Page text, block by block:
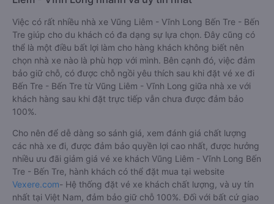
Việc có rất nhiều nhà xe Vũng Liêm - Vĩnh Long Bến Tre - Bến
Tre giúp cho du khách có đa dạng sự lựa chọn. Đây cũng có
thể là một điều bất lợi làm cho hàng khách không biết nên
chọn nhà xe nào là phù hợp với mình. Bên cạnh đó, việc đảm
bảo giữ chỗ, có được chỗ ngồi yêu thích sau khi đặt vé xe đi
Bến Tre - Bến Tre từ Vũng Liêm - Vĩnh Long giữa nhà xe với
khách hàng sau khi đặt trực tiếp vẫn chưa được đảm bảo
100%.
Cho nên để dễ dàng so sánh giá, xem đánh giá chất lượng
các nhà xe đi, được đảm bảo quyền lợi cao nhất, được hưởng
nhiều ưu đãi giảm giá vé xe khách Vũng Liêm - Vĩnh Long Bến
Tre - Bến Tre, hành khách có thể đặt mua tại website
Vexere.com- Hệ thống đặt vé xe khách chất lượng, và uy tín
nhất tại Việt Nam, đảm bảo giữ chỗ 100%. Đối với bất cứ giao